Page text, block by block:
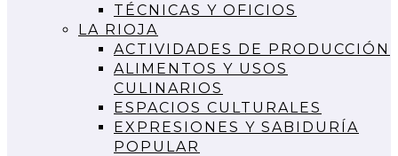
TÉCNICAS Y OFICIOS
LA RIOJA
ACTIVIDADES DE PRODUCCIÓN
ALIMENTOS Y USOS
CULINARIOS
ESPACIOS CULTURALES
EXPRESIONES Y SABIDURÍA
POPULAR